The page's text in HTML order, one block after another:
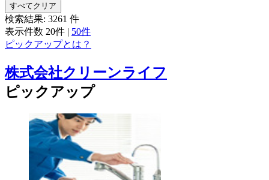
すべてクリア
検索結果: 3261 件
表示件数 20件 | 50件
ピックアップとは？
株式会社クリーンライフ
ピックアップ